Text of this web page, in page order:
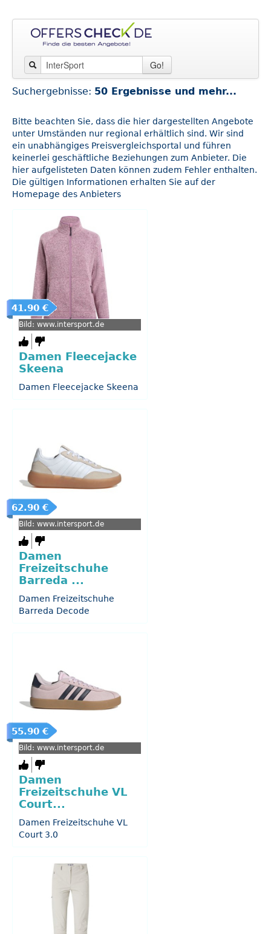
Go!
Suchergebnisse: 50 Ergebnisse und mehr...
Bitte beachten Sie, dass die hier dargestellten Angebote
unter Umständen nur regional erhältlich sind. Wir sind
ein unabhängiges Preisvergleichsportal und führen
keinerlei geschäftliche Beziehungen zum Anbieter. Die
hier aufgelisteten Daten können zudem Fehler enthalten.
Die gültigen Informationen erhalten Sie auf der
Homepage des Anbieters
41.90 €
Bild: www.intersport.de
Damen Fleecejacke
Skeena
Damen Fleecejacke Skeena
62.90 €
Bild: www.intersport.de
Damen
Freizeitschuhe
Barreda ...
Damen Freizeitschuhe
Barreda Decode
55.90 €
Bild: www.intersport.de
Damen
Freizeitschuhe VL
Court...
Damen Freizeitschuhe VL
Court 3.0